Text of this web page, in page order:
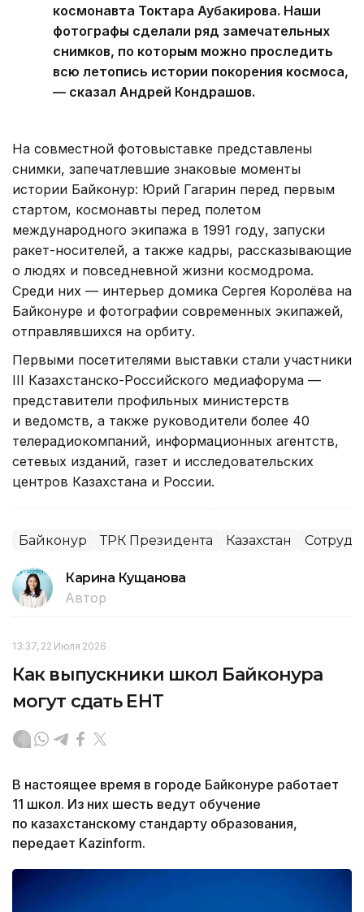
космонавта Токтара Аубакирова. Наши
фотографы сделали ряд замечательных
снимков, по которым можно проследить
всю летопись истории покорения космоса,
— сказал Андрей Кондрашов.
На совместной фотовыставке представлены
снимки, запечатлевшие знаковые моменты
истории Байконур: Юрий Гагарин перед первым
стартом, космонавты перед полетом
международного экипажа в 1991 году, запуски
ракет-носителей, а также кадры, рассказывающие
о людях и повседневной жизни космодрома.
Среди них — интерьер домика Сергея Королёва на
Байконуре и фотографии современных экипажей,
отправлявшихся на орбиту.
Первыми посетителями выставки стали участники
III Казахстанско-Российского медиафорума —
представители профильных министерств
и ведомств, а также руководители более 40
телерадиокомпаний, информационных агентств,
сетевых изданий, газет и исследовательских
центров Казахстана и России.
Байконур ТРК Президента Казахстан
Карина Кущанова
Автор
13:37, 22 Июля 2026
Как выпускники школ Байконура
могут сдать ЕНТ
В настоящее время в городе Байконуре работает
11 школ. Из них шесть ведут обучение
по казахстанскому стандарту образования,
передает Kazinform.